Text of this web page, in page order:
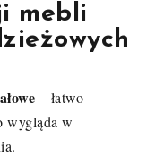
mebli
– łatwo
wygląda w